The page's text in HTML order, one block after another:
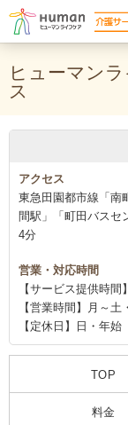
ヒューマン
ス
アクセス
東急田園都市線「南
間駅」「町田バス
4分
営業・対応時間
【サービス提供時間
【営業時間】月～土
【定休日】日・年始
TOP
料金